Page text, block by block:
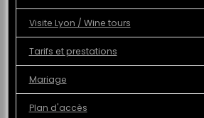
Visite Lyon / Wine tours
Tarifs et prestations
Mariage
Plan d'accès